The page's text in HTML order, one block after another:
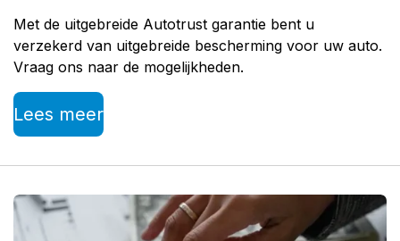
Met de uitgebreide Autotrust garantie bent u
verzekerd van uitgebreide bescherming voor uw auto.
Vraag ons naar de mogelijkheden.
Lees meer